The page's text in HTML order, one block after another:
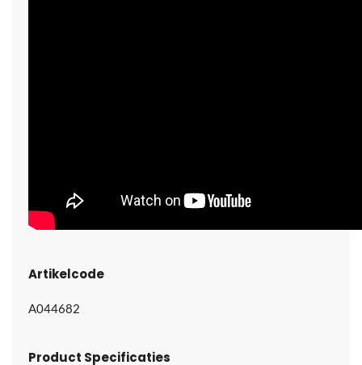
Artikelcode
A044682
Product Specificaties